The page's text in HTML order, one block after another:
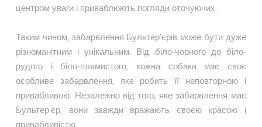
центром уваги і приваблюють погляди оточуючих.
Таким чином, забарвлення Бультер'єрів може бути дуже
різноманітним і унікальним. Від біло-чорного до біло-
рудого і біло-плямистого, кожна собака має своє
особливе забарвлення, яке робить її неповторною і
привабливою. Незалежно від того, яке забарвлення має
Бультер'єр, вони завжди вражають своєю красою і
привабливістю.